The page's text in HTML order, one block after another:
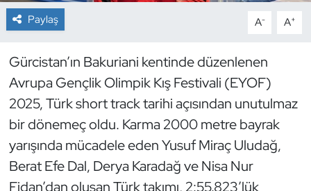
Paylaş A- A+
Gürcistan’ın Bakuriani kentinde düzenlenen
Avrupa Gençlik Olimpik Kış Festivali (EYOF)
2025, Türk short track tarihi açısından unutulmaz
bir dönemeç oldu. Karma 2000 metre bayrak
yarışında mücadele eden Yusuf Miraç Uludağ,
Berat Efe Dal, Derya Karadağ ve Nisa Nur
Fidan’dan oluşan Türk takımı, 2:55.823’lük
Dans Sporları
Dövüş Sanatı
E-Spor
Eskrim
Futbol